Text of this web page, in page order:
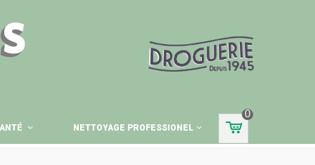
NETTOYAGE PROFESSIONEL
0